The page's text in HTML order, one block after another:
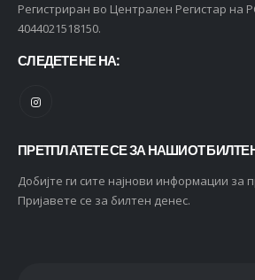
Регистриран во Централен Регистар на
4044021518150.
СЛЕДЕТЕ НЕ НА:
ПРЕТПЛАТЕТЕ СЕ ЗА НАШИОТ
Добијте ги сите најнови информации за
Пријавете се за билтен денес.